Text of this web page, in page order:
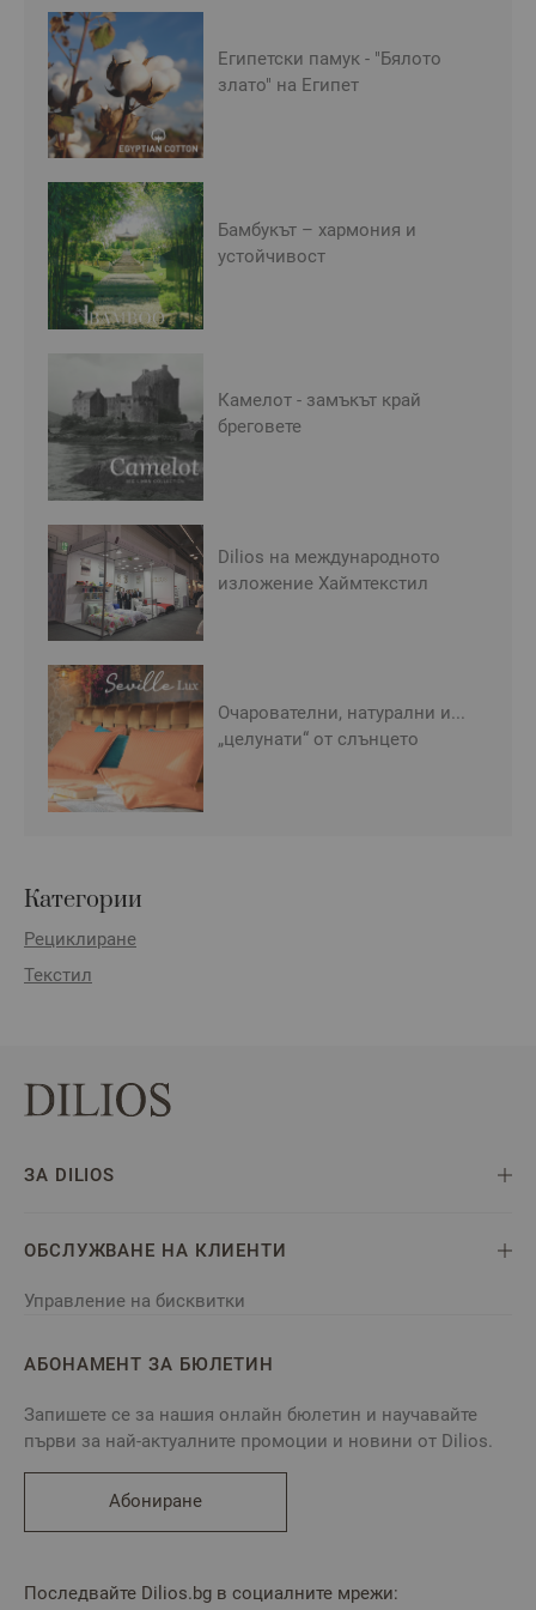
Египетски памук - "Бялото
злато" на Египет
Бамбукът – хармония и
устойчивост
Камелот - замъкът край
бреговете
Dilios на международното
изложение Хаймтекстил
Очарователни, натурални и...
„целунати“ от слънцето
Категории
Рециклиране
Текстил
ЗА DILIOS
ОБСЛУЖВАНЕ НА КЛИЕНТИ
Управление на бисквитки
АБОНАМЕНТ ЗА БЮЛЕТИН
Запишете се за нашия онлайн бюлетин и научавайте
първи за най-актуалните промоции и новини от Dilios.
Абониране
Последвайте Dilios.bg в социалните мрежи: